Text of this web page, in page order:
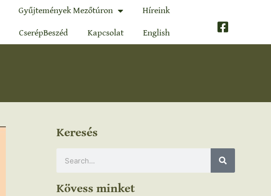
Gyűjtemények Mezőtúron Híreink
CserépBeszéd Kapcsolat English
Keresés
Kövess minket